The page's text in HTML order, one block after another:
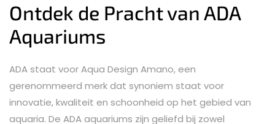
Ontdek de Pracht van ADA
Aquariums
ADA staat voor Aqua Design Amano, een
gerenommeerd merk dat synoniem staat voor
innovatie, kwaliteit en schoonheid op het gebied van
aquaria. De ADA aquariums zijn geliefd bij zowel